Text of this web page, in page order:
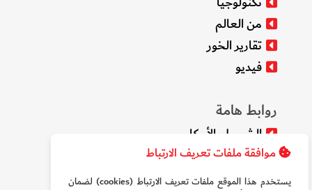
موافقة ملفات تعريف الارتباط
يستخدم هذا الموقع ملفات تعريف الارتباط (cookies) لضمان
من العالم
تقارير الخور
فيديو
روابط هامة
الشروط والأحكام
سياسة الخصوصية
من نحن